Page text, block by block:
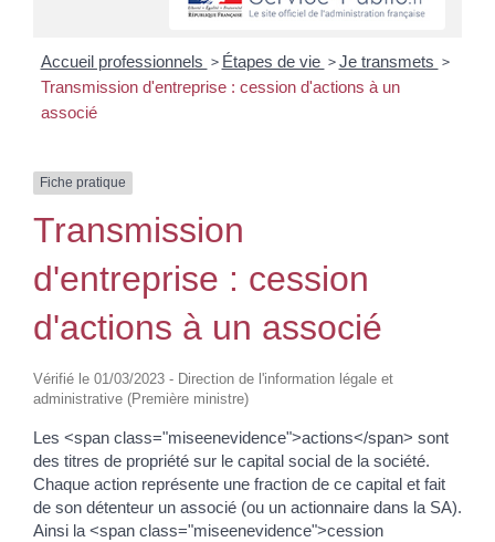
Accueil professionnels > Étapes de vie > Je transmets >
Transmission d'entreprise : cession d'actions à un
associé
Fiche pratique
Transmission
d'entreprise : cession
d'actions à un associé
Vérifié le 01/03/2023 - Direction de l'information légale et
administrative (Première ministre)
Les <span class="miseenevidence">actions</span> sont
des titres de propriété sur le capital social de la société.
Chaque action représente une fraction de ce capital et fait
de son détenteur un associé (ou un actionnaire dans la SA).
Ainsi la <span class="miseenevidence">cession